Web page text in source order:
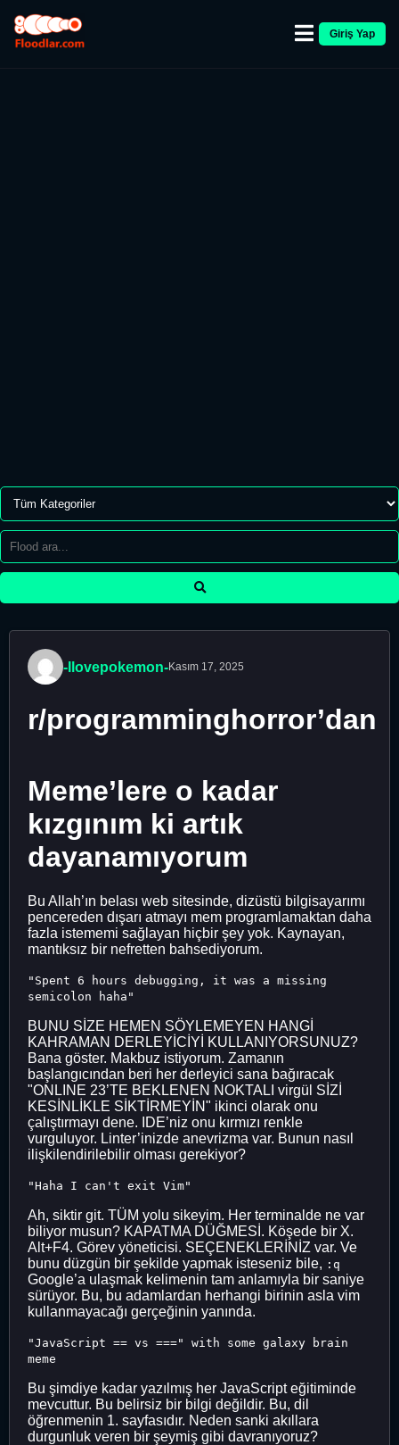
Giriş Yap
-Ilovepokemon-Kasım 17, 2025
r/programminghorror’dan
Meme’lere o kadar
kızgınım ki artık
dayanamıyorum
Bu Allah’ın belası web sitesinde, dizüstü bilgisayarımı
pencereden dışarı atmayı mem programlamaktan daha
fazla istememi sağlayan hiçbir şey yok. Kaynayan,
mantıksız bir nefretten bahsediyorum.
"Spent 6 hours debugging, it was a missing
semicolon haha"
BUNU SİZE HEMEN SÖYLEMEYEN HANGİ
KAHRAMAN DERLEYİCİYİ KULLANIYORSUNUZ?
Bana göster. Makbuz istiyorum. Zamanın
başlangıcından beri her derleyici sana bağıracak
"ONLINE 23’TE BEKLENEN NOKTALI virgül SİZİ
KESİNLİKLE SİKTİRMEYİN" ikinci olarak onu
çalıştırmayı dene. IDE’niz onu kırmızı renkle
vurguluyor. Linter’inizde anevrizma var. Bunun nasıl
ilişkilendirilebilir olması gerekiyor?
"Haha I can't exit Vim"
Ah, siktir git. TÜM yolu sikeyim. Her terminalde ne var
biliyor musun? KAPATMA DÜĞMESİ. Köşede bir X.
Alt+F4. Görev yöneticisi. SEÇENEKLERİNİZ var. Ve
bunu düzgün bir şekilde yapmak isteseniz bile, :q
Google’a ulaşmak kelimenin tam anlamıyla bir saniye
sürüyor. Bu, bu adamlardan herhangi birinin asla vim
kullanmayacağı gerçeğinin yanında.
"JavaScript == vs ===" with some galaxy brain
meme
Bu şimdiye kadar yazılmış her JavaScript eğitiminde
mevcuttur. Bu belirsiz bir bilgi değildir. Bu, dil
öğrenmenin 1. sayfasıdır. Neden sanki akıllara
durgunluk veren bir şeymiş gibi davranıyoruz?